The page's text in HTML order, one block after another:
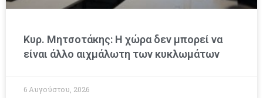
Κυρ. Μητσοτάκης: Η χώρα δεν μπορεί να
είναι άλλο αιχμάλωτη των κυκλωμάτων
6 Αυγούστου, 2026